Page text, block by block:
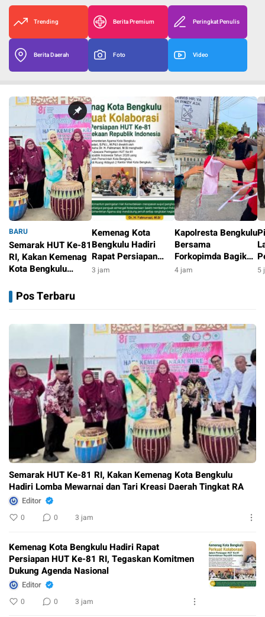
Trending Berita Premium Peringkat Penulis
Berita Daerah Foto Video
BARU
Semarak HUT Ke-81
RI, Kakan Kemenag
Kota Bengkulu
Mewarnai dan Tari
Kreasi Daerah
Kemenag Kota
Bengkulu Hadiri
Rapat Persiapan
HUT Ke-81 RI,
3 jam
Kapolresta Bengkulu
Bersama
Forkopimda Bagikan
5.000 Bendera
4 jam 5
Pos Terbaru
Semarak HUT Ke-81 RI, Kakan Kemenag Kota Bengkulu
Hadiri Lomba Mewarnai dan Tari Kreasi Daerah Tingkat RA
Editor
0 0 3 jam
Kemenag Kota Bengkulu Hadiri Rapat
Persiapan HUT Ke-81 RI, Tegaskan Komitmen
Dukung Agenda Nasional
Editor
0 0 3 jam